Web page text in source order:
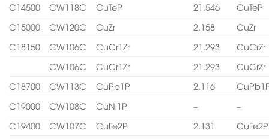
C14500
CW118C CuTeP 21.546
CuTeP
C15000
CW120C CuZr 2.158
CuZr
C18150
CW106C CuCr1Zr 21.293
CuCrZr
CW106C
CuCr1Zr 21.293
CuCrZr
C18700
CW113C CuPb1P 2.116
C19000
CW108C CuNi1P –
–
C19400
CW107C CuFe2P 2.131 CuFe2P